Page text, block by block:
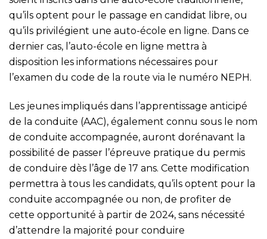
qu’ils optent pour le passage en candidat libre, ou
qu’ils privilégient une auto-école en ligne. Dans ce
dernier cas, l’auto-école en ligne mettra à
disposition les informations nécessaires pour
l’examen du code de la route via le numéro NEPH.
Les jeunes impliqués dans l’apprentissage anticipé
de la conduite (AAC), également connu sous le nom
de conduite accompagnée, auront dorénavant la
possibilité de passer l’épreuve pratique du permis
de conduire dès l’âge de 17 ans. Cette modification
permettra à tous les candidats, qu’ils optent pour la
conduite accompagnée ou non, de profiter de
cette opportunité à partir de 2024, sans nécessité
d’attendre la majorité pour conduire